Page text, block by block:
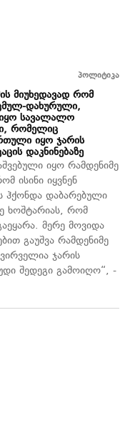
პოლიტიკა
მიუხედავად რომ
დახურული,
იყო სავალალო
რომელიც
იყო ჯარის
დაკნინებაზე
იყო რამდენიმე
ისინი იყვნენ
ჰქონდა დაბარებული
ხოშტარიას, რომ
მერე მოვიდა
გაუშვა რამდენიმე
ჯარის
შედეგი გამოიღო“, -